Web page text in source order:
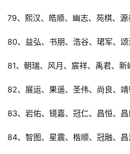
79、熙汉、皓顺、幽志、苑棋、
80、益弘、书朋、浩谷、珺军、
81、朝瑞、风月、宸祥、禹君、新
82、展运、果遥、圣伟、尚良、
83、岩佑、镜嘉、冠仁、昌恒、
84、智图、星震、楷顺、冠融、